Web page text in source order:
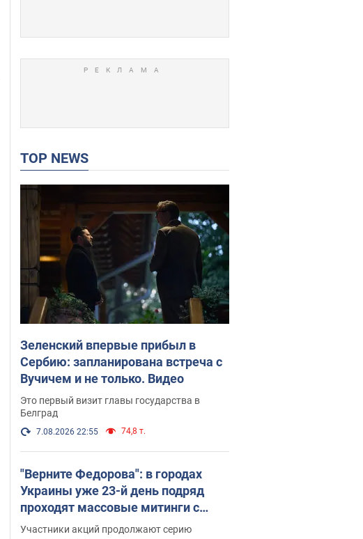
TOP NEWS
Зеленский впервые прибыл в
Сербию: запланирована встреча с
Вучичем и не только. Видео
Это первый визит главы государства в
Белград
7.08.2026 22:55 74,8 т.
"Верните Федорова": в городах
Украины уже 23-й день подряд
проходят массовые митинги с
плакатами. Фото и видео
Участники акций продолжают серию